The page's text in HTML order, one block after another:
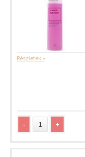
Részletek »
- +